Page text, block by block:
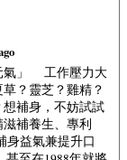
氣」 工作壓力大
？靈芝？雞精？
補身，不妨試試
補養生、專利
身益氣兼提升口